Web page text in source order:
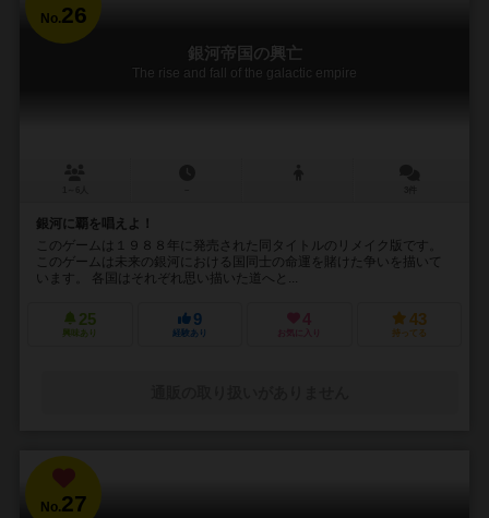
No.26
銀河帝国の興亡
The rise and fall of the galactic empire
銀河に覇を唱えよ！
このゲームは１９８８年に発売された同タイトルのリメイク版です。
このゲームは未来の銀河における国同士の命運を賭けた争いを描いて
います。 各国はそれぞれ思い描いた道へと...
25
興味あり
9
経験あり
4
お気に入り
43
持ってる
No.27